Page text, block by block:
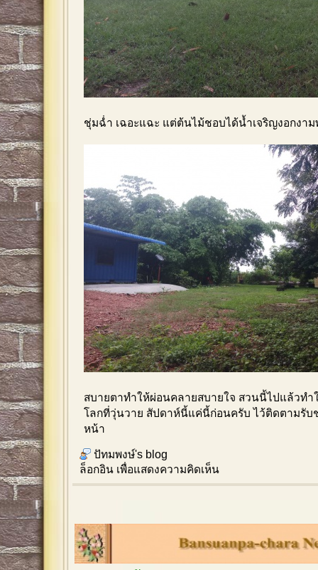
ชุ่มฉ่ำ เฉอะแฉะ แต่ต้นไม้ชอบได้น้ำเจริญงอกงา
สบายตาทำให้ผ่อนคลายสบายใจ สวนนี้ไปแล้วทำ
โลกที่วุ่นวาย สัปดาห์นี้แค่นี้ก่อนครับ ไว้ติดตามรับ
หน้า
ปัทมพงษ์'s blog
ล็อกอิน เพื่อแสดงความคิดเห็น